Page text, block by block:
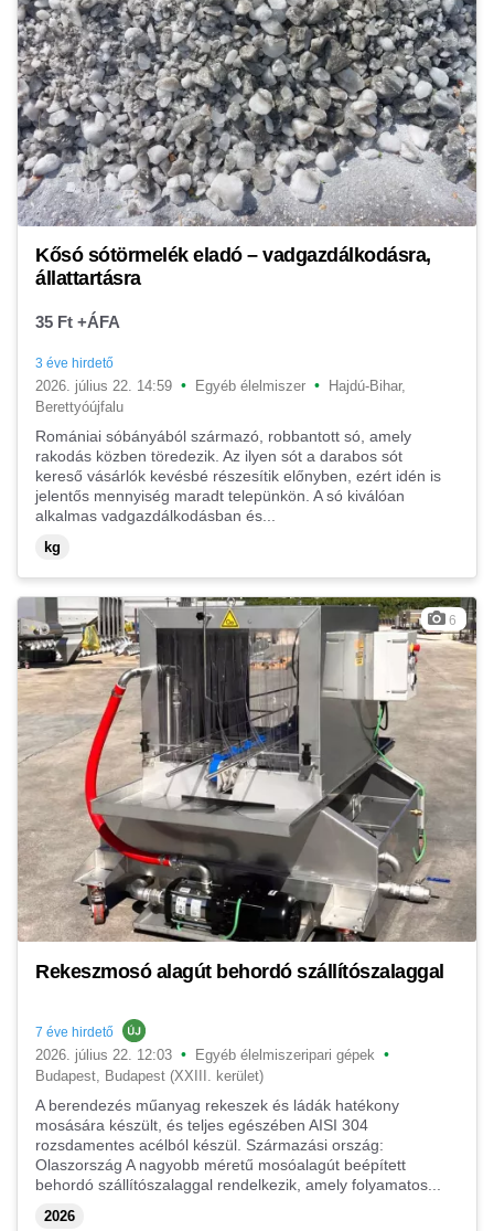
Kősó sótörmelék eladó – vadgazdálkodásra,
állattartásra
35 Ft +ÁFA
3 éve hirdető
2026. július 22. 14:59 • Egyéb élelmiszer •
Hajdú-Bihar,
Berettyóújfalu
Romániai sóbányából származó, robbantott só, amely
rakodás közben töredezik. Az ilyen sót a darabos sót
kereső vásárlók kevésbé részesítik előnyben, ezért idén is
jelentős mennyiség maradt telepünkön. A só kiválóan
alkalmas vadgazdálkodásban és...
kg
6
Rekeszmosó alagút behordó szállítószalaggal
7 éve hirdető
2026. július 22. 12:03 • Egyéb élelmiszeripari gépek •
Budapest, Budapest (XXIII. kerület)
A berendezés műanyag rekeszek és ládák hatékony
mosására készült, és teljes egészében AISI 304
rozsdamentes acélból készül. Származási ország:
Olaszország A nagyobb méretű mosóalagút beépített
behordó szállítószalaggal rendelkezik, amely folyamatos...
2026